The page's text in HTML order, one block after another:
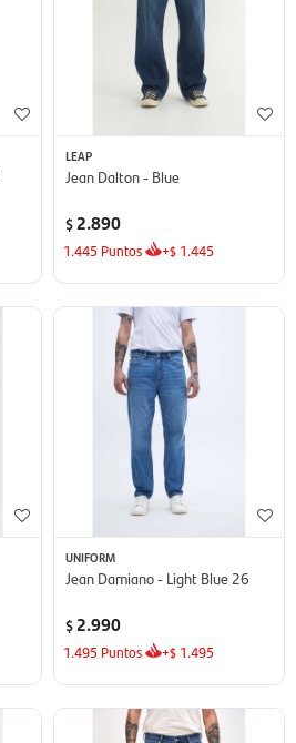
LEAP
Jean Dalton - Blue
$ 2.890
1.445 Puntos +$ 1.445
UNIFORM
Jean Damiano - Light Blue 26
$ 2.990
1.495 Puntos +$ 1.495